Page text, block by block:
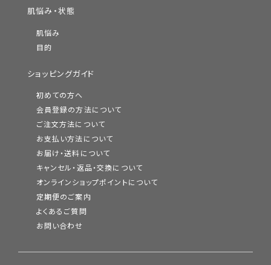
肌悩み・状態
肌悩み
目的
ショッピングガイド
初めての方へ
会員登録の方法について
ご注文方法について
お支払い方法について
お届け・送料について
キャンセル・返品・交換について
オンラインショップポイントについて
定期便のご案内
よくあるご質問
お問い合わせ